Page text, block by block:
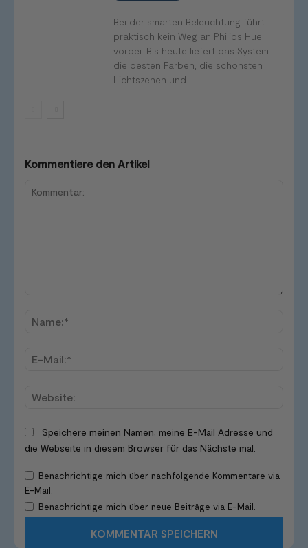
Bei der smarten Beleuchtung führt
praktisch kein Weg an Philips Hue
vorbei: Bis heute liefert das System
die besten Farben, die schönsten
Lichtszenen und...
Kommentiere den Artikel
Speichere meinen Namen, meine E-Mail Adresse und
die Webseite in diesem Browser für das Nächste mal.
Benachrichtige mich über nachfolgende Kommentare via
E-Mail.
Benachrichtige mich über neue Beiträge via E-Mail.